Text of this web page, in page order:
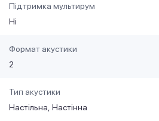
Підтримка мультирум
Ні
Формат акустики
2
Тип акустики
Настільна Настінна